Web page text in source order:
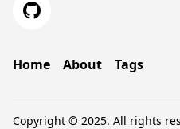
Home About Tags
Copyright © 2025. All rights